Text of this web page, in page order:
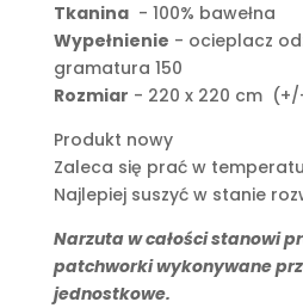
Tkanina- 100% bawełna
Wypełnienie - ocieplacz
gramatura 150
Rozmiar - 220 x 220 cm
Produkt nowy
Zaleca się prać w
Najlepiej suszyć w stanie
Narzuta w całości stanowi
patchworki wykonywane
jednostkowe.